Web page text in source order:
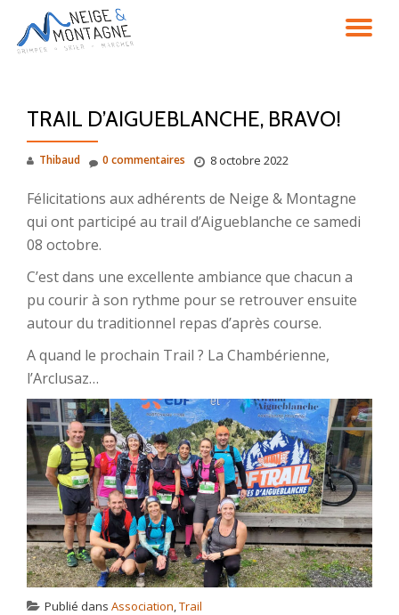
Aller
TRAIL D’AIGUEBLANCHE, BRAVO!
Thibaud 8 octobre 2022
0 commentaires
Félicitations aux adhérents de Neige & Montagne
qui ont participé au trail d’Aigueblanche ce samedi
08 octobre.
C’est dans une excellente ambiance que chacun a
pu courir à son rythme pour se retrouver ensuite
autour du traditionnel repas d’après course.
A quand le prochain Trail ? La Chambérienne,
l’Arclusaz…
Publié dans Association,Trail